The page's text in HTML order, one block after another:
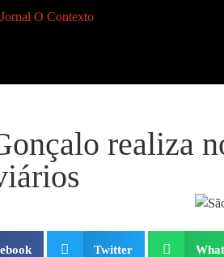
realiza
Twitter